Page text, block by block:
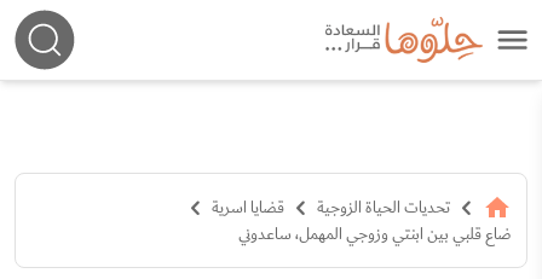
تحديات الحياة الزوجية
قضايا اسرية
ضاع قلبي بين ابنتي وزوجي المهمل، ساعدوني